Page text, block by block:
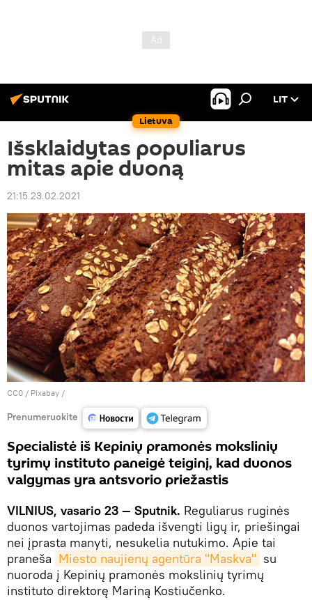
Lietuva
LIT
Išsklaidytas populiarus
mitas apie duoną
21:15 23.02.2021
CC0 / Рixabay /
Prenumeruokite
Specialistė iš Kepinių pramonės mokslinių
tyrimų instituto paneigė teiginį, kad duonos
valgymas yra antsvorio priežastis
VILNIUS, vasario 23 — Sputnik. Reguliarus ruginės
duonos vartojimas padeda išvengti ligų ir, priešingai
nei įprasta manyti, nesukelia nutukimo. Apie tai
praneša Miesto naujienų agentūra "Maskva" su
nuoroda į Kepinių pramonės mokslinių tyrimų
instituto direktorę Mariną Kostiučenko.